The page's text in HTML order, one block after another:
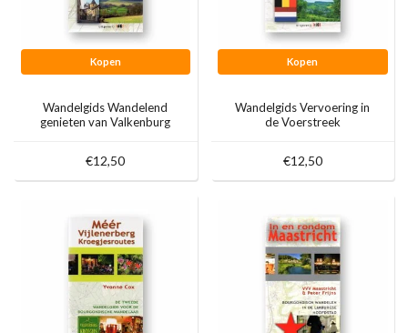
Kopen
Wandelgids Wandelend
genieten van Valkenburg
€12,50
Kopen
Wandelgids Vervoering in
de Voerstreek
€12,50